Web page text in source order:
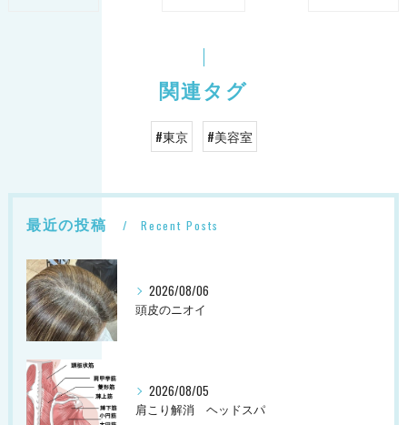
関連タグ
#東京 #美容室
最近の投稿 Recent Posts
2026/08/06
頭皮のニオイ
2026/08/05
肩こり解消 ヘッドスパ